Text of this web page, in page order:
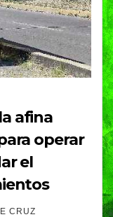
afina
operar
el
CRUZ